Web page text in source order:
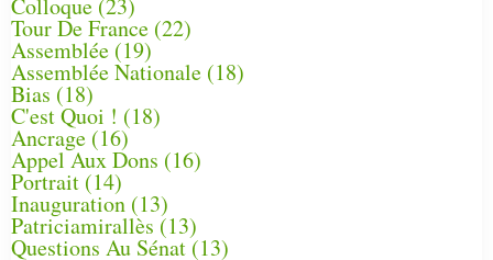
Tour De France (22)
Assemblée (19)
Assemblée Nationale (18)
Bias (18)
C'est Quoi ! (18)
Ancrage (16)
Appel Aux Dons (16)
Portrait (14)
Inauguration (13)
Patriciamirallès (13)
Questions Au Sénat(13)